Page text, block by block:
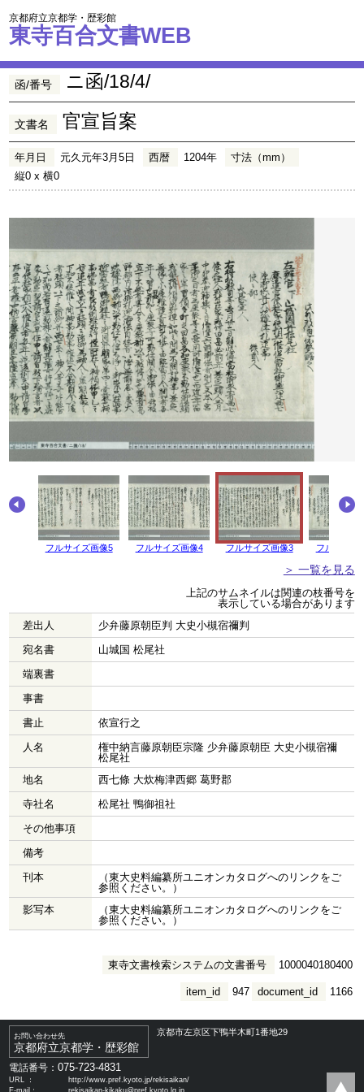
京都府立京都学・歴彩館
東寺百合文書WEB
函/番号 ニ函/18/4/
文書名 官宣旨案
年月日 元久元年3月5日 西暦 1204年
寸法（mm）
縦0 x 横0
フルサイズ画像5 フルサイズ画像4 フルサイズ画像3 フルサイズ
＞ 一覧を見る
上記のサムネイルは関連の枝番号を
表示している場合があります
差出人
少弁藤原朝臣判 大史小槻宿禰判
宛名書
山城国 松尾社
端裏書
事書
書止
依宣行之
人名
権中納言藤原朝臣宗隆 少弁藤原朝臣 大史小槻宿禰
松尾社
地名
西七條 大炊梅津西郷 葛野郡
寺社名
松尾社 鴨御祖社
その他事項
備考
刊本
（東大史料編纂所ユニオンカタログへのリンクをご
参照ください。）
影写本
（東大史料編纂所ユニオンカタログへのリンクをご
参照ください。）
東寺文書検索システムの文書番号 1000040180400
document_id 1166
item_id 947
お問い合わせ先
京都府立京都学・歴彩館
京都市左京区下鴨半木町1番地29
電話番号：075-723-4831
URL ：
http://www.pref.kyoto.jp/rekisaikan/
E-mail：
rekisaikan-kikaku@pref.kyoto.lg.jp